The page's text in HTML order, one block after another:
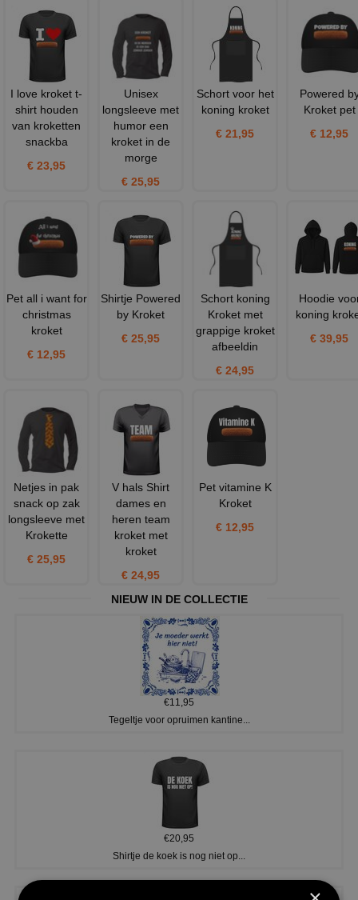
I love kroket t-
shirt houden
van kroketten
snackba
€ 23,95
Unisex
longsleeve met
humor een
kroket in de
morge
€ 25,95
Schort voor het
koning kroket
€ 21,95
Powered
Kroket pet
€ 12,95
Pet all i want for
christmas
kroket
€ 12,95
Shirtje Powered
by Kroket
€ 25,95
Schort koning
Kroket met
grappige kroket
afbeeldin
€ 24,95
Hoodie
koning
€ 39,95
Netjes in pak
snack op zak
longsleeve met
Krokette
€ 25,95
V hals Shirt
dames en
heren team
kroket met
kroket
€ 24,95
Pet vitamine K
Kroket
€ 12,95
NIEUW IN DE COLLECTIE
€11,95
Tegeltje voor opruimen kantine...
€20,95
Shirtje de koek is nog niet op...